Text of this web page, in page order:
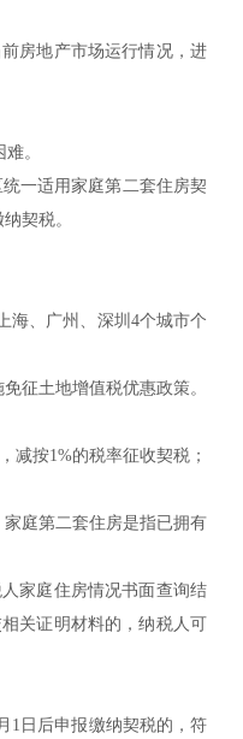
房地产市场运行情况，进
。
一适用家庭第二套住房契
契税。
海、广州、深圳4个城市个
征土地增值税优惠政策。
减按1%的税率征收契税；
庭第二套住房是指已拥有
家庭住房情况书面查询结
关证明材料的，纳税人可
1日后申报缴纳契税的，符